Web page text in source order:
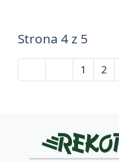
Strona 4 z 5
1 2